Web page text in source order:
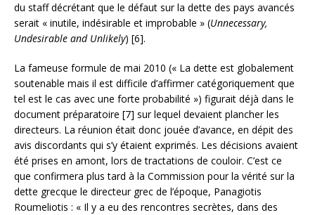
du staff décrétant que le défaut sur la dette des pays avancés
serait « inutile, indésirable et improbable » (Unnecessary,
Undesirable and Unlikely) [6].
La fameuse formule de mai 2010 (« La dette est globalement
soutenable mais il est difficile d’affirmer catégoriquement que
tel est le cas avec une forte probabilité ») figurait déjà dans le
document préparatoire [7] sur lequel devaient plancher les
directeurs. La réunion était donc jouée d’avance, en dépit des
avis discordants qui s’y étaient exprimés. Les décisions avaient
été prises en amont, lors de tractations de couloir. C’est ce
que confirmera plus tard à la Commission pour la vérité sur la
dette grecque le directeur grec de l’époque, Panagiotis
Roumeliotis : « Il y a eu des rencontres secrètes, dans des